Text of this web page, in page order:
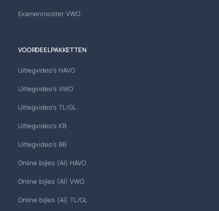
Examenrooster VWO
VOORDEELPAKKETTEN
Uitlegvideo's HAVO
Uitlegvideo's VWO
Uitlegvideo's TL/GL
Uitlegvideo's KB
Uitlegvideo's BB
Online bijles (AI) HAVO
Online bijles (AI) VWO
Online bijles (AI) TL/GL